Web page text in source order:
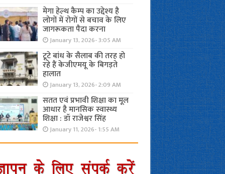
मेगा हेल्थ कैम्प का उद्देश्य है
लोगों में रोगों से बचाव के लिए
जागरूकता पैदा करना
January 13, 2026- 3:05 AM
टूटे बांध के सैलाब की तरह हो
रहे हैं केजीएमयू के बिगड़ते
हालात
January 13, 2026- 2:09 AM
सतत एवं प्रभावी शिक्षा का मूल
आधार है मानसिक स्वास्थ्य
शिक्षा : डॉ राजेश्वर सिंह
January 11, 2026- 1:55 AM